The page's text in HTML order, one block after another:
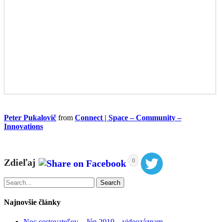
Peter Pukalovič from Connect | Space – Community –
Innovations
Zdieľaj 0
Search
Najnovšie články